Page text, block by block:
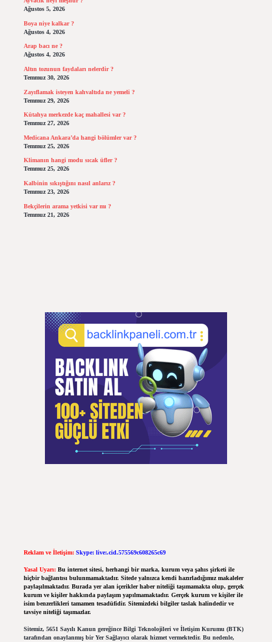
Ağustos 5, 2026
Boya niye kalkar ?
Ağustos 4, 2026
Arap bacı ne ?
Ağustos 4, 2026
Altın tozunun faydaları nelerdir ?
Temmuz 30, 2026
Zayıflamak isteyen kahvaltıda ne yemeli ?
Temmuz 29, 2026
Kütahya merkezde kaç mahallesi var ?
Temmuz 27, 2026
Medicana Ankara’da hangi bölümler var ?
Temmuz 25, 2026
Klimanın hangi modu sıcak üfler ?
Temmuz 25, 2026
Kalbinin sıkıştığını nasıl anlarız ?
Temmuz 23, 2026
Bekçilerin arama yetkisi var mı ?
Temmuz 21, 2026
Reklam ve İletişim: Skype: live:.cid.575569c608265c69
Yasal Uyarı: Bu internet sitesi, herhangi bir marka, kurum veya şahıs şirketi ile
hiçbir bağlantısı bulunmamaktadır. Sitede yalnızca kendi hazırladığımız makaleler
paylaşılmaktadır. Burada yer alan içerikler haber niteliği taşımamakta olup, gerçek
kurum ve kişiler hakkında paylaşım yapılmamaktadır. Gerçek kurum ve kişiler ile
isim benzerlikleri tamamen tesadüfidir. Sitemizdeki bilgiler taslak halindedir ve
tavsiye niteliği taşımazlar.
Sitemiz, 5651 Sayılı Kanun gereğince Bilgi Teknolojileri ve İletişim Kurumu (BTK)
tarafından onaylanmış bir Yer Sağlayıcı olarak hizmet vermektedir. Bu nedenle,